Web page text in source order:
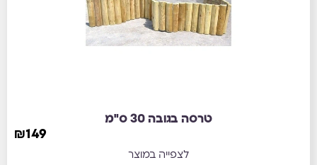
טרסה בגובה 30 ס"מ
₪149
לצפייה במוצר